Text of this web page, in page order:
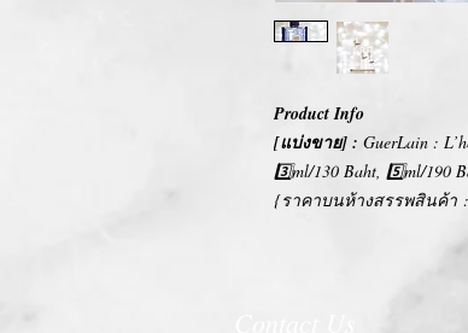
Product Info
[แบ่งขาย] : GuerLain :
3️⃣ml/130 Baht, 5️⃣ml/190
{ราคาบนห้างสรรพสินค้า :